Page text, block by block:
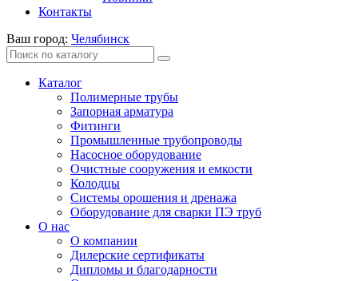
Контакты
Ваш город: Челябинск
Каталог
Полимерные трубы
Запорная арматура
Фитинги
Промышленные трубопроводы
Насосное оборудование
Очистные сооружения и емкости
Колодцы
Системы орошения и дренажа
Оборудование для сварки ПЭ труб
О нас
О компании
Дилерские сертификаты
Дипломы и благодарности